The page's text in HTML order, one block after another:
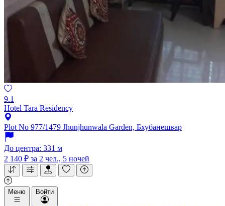
9.1
Hotel Tara Residency
Plot No 977/1479 Jhunjhunwala Garden, Бхубанешвар
До центра: 331 м
2 140 ₽ за 2 чел., 5 ночей
Меню Войти